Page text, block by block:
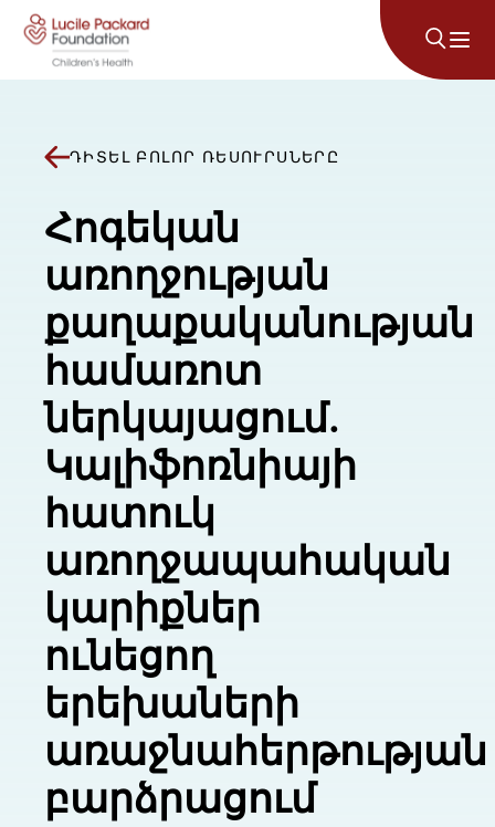
Անցնել բովանդակությանը
ԴԻՏԵԼ ԲՈԼՈՐ ՌԵՍՈՒՐՍՆԵՐԸ
Հոգեկան
առողջության
քաղաքականության
համառոտ
ներկայացում.
Կալիֆոռնիայի
հատուկ
առողջապահական
կարիքներ
ունեցող
երեխաների
առաջնահերթության
բարձրացում